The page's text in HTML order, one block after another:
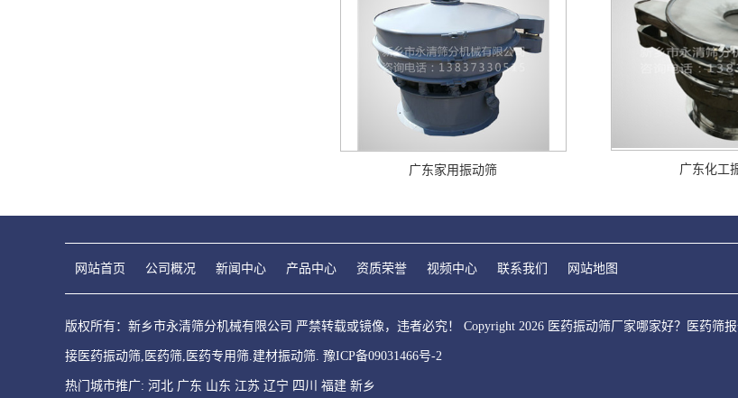
广东家用振动筛 广东化工
网站首页 公司概况 新闻中心 产品中心 资质荣誉 视频中心 联系我们 网站地图
版权所有：新乡市永清筛分机械有限公司 严禁转载或镜像，违者必究！ Copyright 2026 医药振动筛厂家哪家好？医药筛
接医药振动筛,医药筛,医药专用筛.建材振动筛. 豫ICP备09031466号-2
热门城市推广: 河北 广东 山东 江苏 辽宁 四川 福建 新乡